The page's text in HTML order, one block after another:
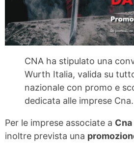
CNA ha stipulato una
Wurth Italia, valida su
nazionale con promo e
dedicata alle imprese Cna.
Per le imprese associate a
inoltre prevista una